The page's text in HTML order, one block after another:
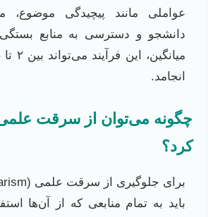
عواملی مانند پیچیدگی موضوع،
دانشجو و دسترسی به منابع
انجامد.
چگونه می‌توان از سرقت
کرد؟
باید به تمام منابعی که از آن‌ها